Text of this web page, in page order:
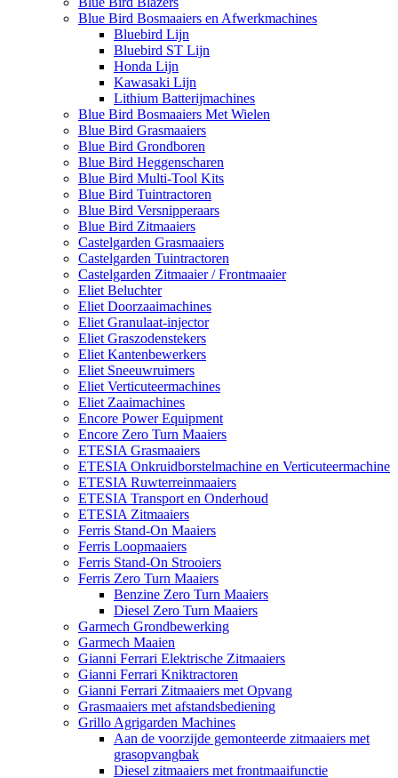
Blue Bird Bosmaaiers en Afwerkmachines
Bluebird Lijn
Bluebird ST Lijn
Honda Lijn
Kawasaki Lijn
Lithium Batterijmachines
Blue Bird Bosmaaiers Met Wielen
Blue Bird Grasmaaiers
Blue Bird Grondboren
Blue Bird Heggenscharen
Blue Bird Multi-Tool Kits
Blue Bird Tuintractoren
Blue Bird Versnipperaars
Blue Bird Zitmaaiers
Castelgarden Grasmaaiers
Castelgarden Tuintractoren
Castelgarden Zitmaaier / Frontmaaier
Eliet Beluchter
Eliet Doorzaaimachines
Eliet Granulaat-injector
Eliet Graszodenstekers
Eliet Kantenbewerkers
Eliet Sneeuwruimers
Eliet Verticuteermachines
Eliet Zaaimachines
Encore Power Equipment
Encore Zero Turn Maaiers
ETESIA Grasmaaiers
ETESIA Onkruidborstelmachine en Verticuteermachine
ETESIA Ruwterreinmaaiers
ETESIA Transport en Onderhoud
ETESIA Zitmaaiers
Ferris Stand-On Maaiers
Ferris Loopmaaiers
Ferris Stand-On Strooiers
Ferris Zero Turn Maaiers
Benzine Zero Turn Maaiers
Diesel Zero Turn Maaiers
Garmech Grondbewerking
Garmech Maaien
Gianni Ferrari Elektrische Zitmaaiers
Gianni Ferrari Kniktractoren
Gianni Ferrari Zitmaaiers met Opvang
Grasmaaiers met afstandsbediening
Grillo Agrigarden Machines
Aan de voorzijde gemonteerde zitmaaiers met
grasopvangbak
Diesel zitmaaiers met frontmaaifunctie